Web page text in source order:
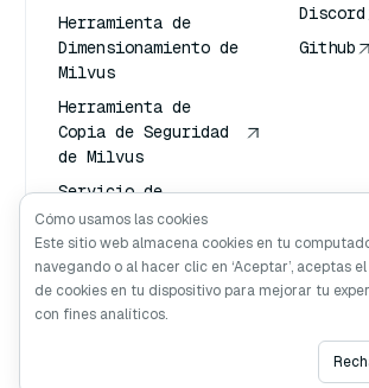
Herramienta de
Dimensionamiento de
Milvus
Herramienta de
Copia de Seguridad
de Milvus
Servicio de
Transporte de
Vectores (VTS)
Buscador profundo
Claude Contexto
Discord
Github
Cómo usamos las cookies
Este sitio web almacena cookies en tu
navegando o al hacer clic en ‘Aceptar’, aceptas
de cookies en tu dispositivo para mejorar tu
con fines analíticos.